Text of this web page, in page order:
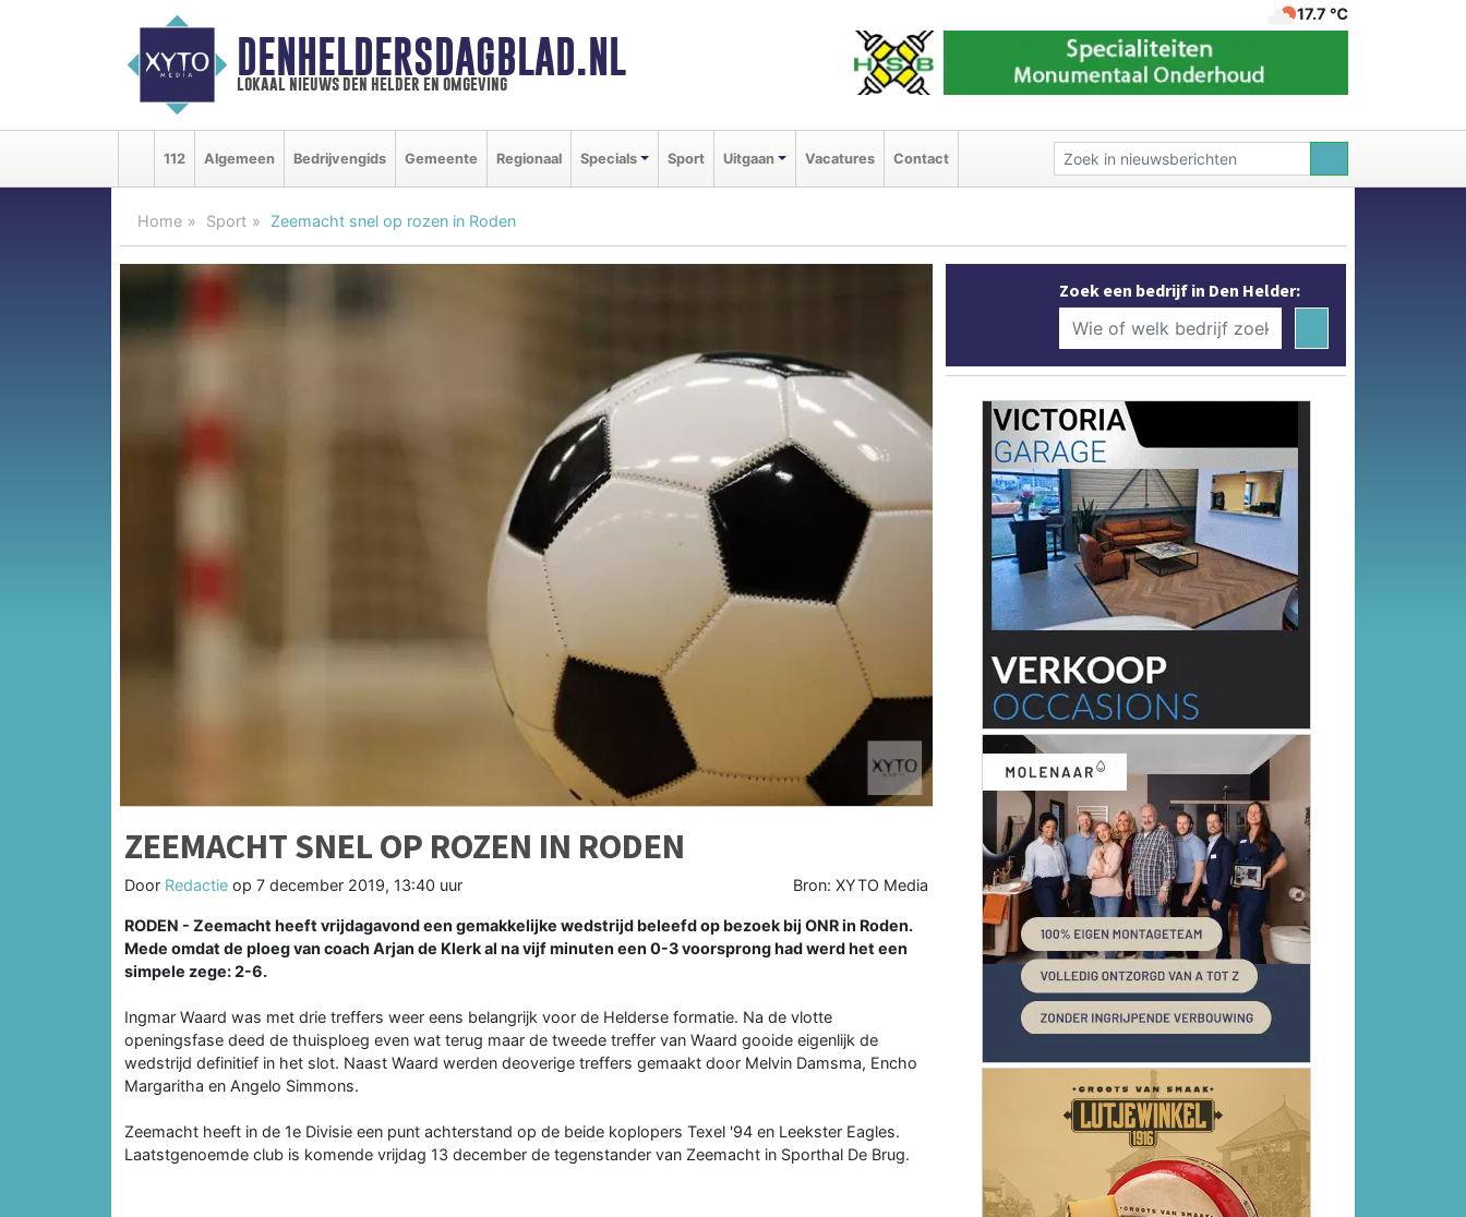
DENHELDERSDAGBLAD.NL
lokaal nieuws den helder en omgeving
17.7 ℃
112 Algemeen Bedrijvengids Gemeente Regionaal Specials Sport Uitgaan Vacatures Contact
Home Sport Zeemacht snel op rozen in Roden
ZEEMACHT SNEL OP ROZEN IN RODEN
Door Redactie op 7 december 2019, 13:40 uur Bron: XYTO Media
RODEN - Zeemacht heeft vrijdagavond een gemakkelijke wedstrijd beleefd op bezoek bij ONR in Roden.
Mede omdat de ploeg van coach Arjan de Klerk al na vijf minuten een 0-3 voorsprong had werd het een
simpele zege: 2-6.
Ingmar Waard was met drie treffers weer eens belangrijk voor de Helderse formatie. Na de vlotte
openingsfase deed de thuisploeg even wat terug maar de tweede treffer van Waard gooide eigenlijk de
wedstrijd definitief in het slot. Naast Waard werden deoverige treffers gemaakt door Melvin Damsma, Encho
Margaritha en Angelo Simmons.
Zeemacht heeft in de 1e Divisie een punt achterstand op de beide koplopers Texel '94 en Leekster Eagles.
Laatstgenoemde club is komende vrijdag 13 december de tegenstander van Zeemacht in Sporthal De Brug.
Zoek een bedrijf in Den Helder: